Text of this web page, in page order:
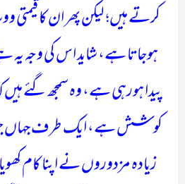
کرتے ہیں؛ لیکن پھر ان کا
ہوجاتا ہے، شاید اس کی وجہ یہ
پیدا ہورہی ہے، وہ سمجھ گئے
کوشش ہے، ایک طرف جہاں
زیادہ مزدوروں نے اپنا کام